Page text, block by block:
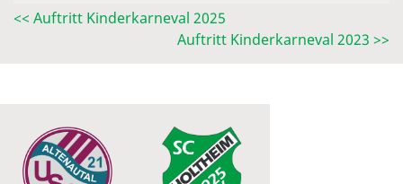
<< Auftritt Kinderkarneval 2025
Auftritt Kinderkarneval 2023 >>